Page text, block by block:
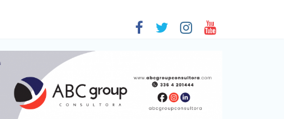
viajaron por el país, un 5,9% más que en 2025